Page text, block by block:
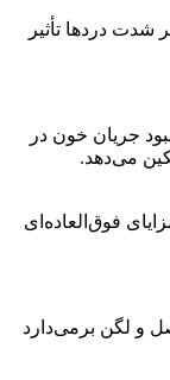
دردها تأثیر
جریان خون در
می‌دهد.
فوق‌العاده‌ای
و لگن برمی‌دارد